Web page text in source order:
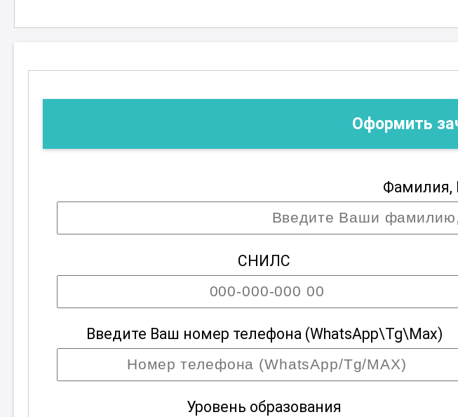
Оформить
Фамилия,
СНИЛС
Введите Ваш номер телефона (WhatsApp\Tg\Max)
Уровень образования